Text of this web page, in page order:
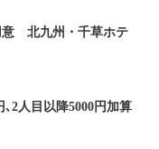
意 北九州・千草ホテ
2人目以降5000円加算